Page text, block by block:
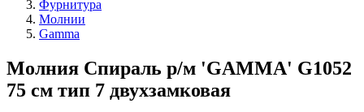
Фурнитура
Молнии
Gamma
Молния Спираль р/м 'GAMMA' G1052
75 см тип 7 двухзамковая